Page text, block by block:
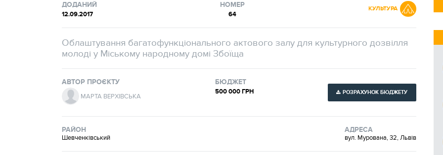
ДОДАНИЙ
12.09.2017
НОМЕР
64
КУЛЬТУРА
Облаштування багатофункціонального актового залу для культурного дозвілля
молоді у Міському народному домі Збоїща
АВТОР ПРОЄКТУ
МАРТА ВЕРХІВСЬКА
БЮДЖЕТ
500 000 ГРН РОЗРАХУНОК БЮДЖЕТУ
РАЙОН
Шевченківський
АДРЕСА
вул. Мурована, 32, Львів